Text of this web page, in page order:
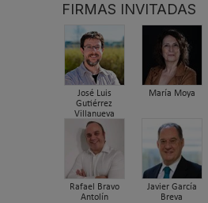
FIRMAS INVITADAS
José Luis
Gutiérrez
Villanueva
María Moya
Rafael Bravo
Antolín
Javier García
Breva